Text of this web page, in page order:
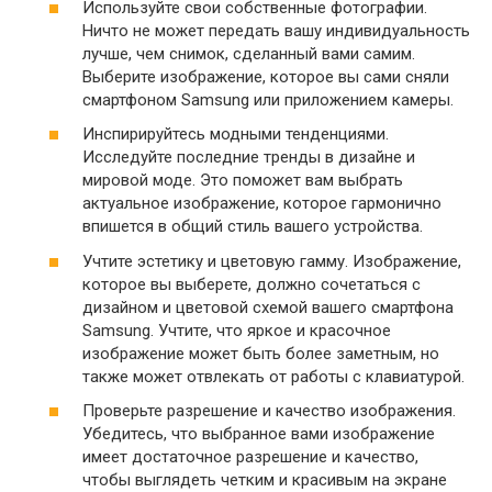
Используйте свои собственные фотографии.
Ничто не может передать вашу индивидуальность
лучше, чем снимок, сделанный вами самим.
Выберите изображение, которое вы сами сняли
смартфоном Samsung или приложением камеры.
Инспирируйтесь модными тенденциями.
Исследуйте последние тренды в дизайне и
мировой моде. Это поможет вам выбрать
актуальное изображение, которое гармонично
впишется в общий стиль вашего устройства.
Учтите эстетику и цветовую гамму. Изображение,
которое вы выберете, должно сочетаться с
дизайном и цветовой схемой вашего смартфона
Samsung. Учтите, что яркое и красочное
изображение может быть более заметным, но
также может отвлекать от работы с клавиатурой.
Проверьте разрешение и качество изображения.
Убедитесь, что выбранное вами изображение
имеет достаточное разрешение и качество,
чтобы выглядеть четким и красивым на экране